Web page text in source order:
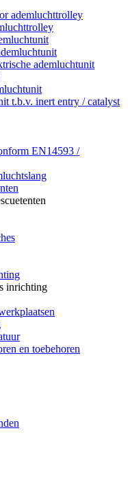
ademluchttrolley
ademluchtunit
t.b.v. inert entry / catalyst
EN14593 /
inrichting
en toebehoren